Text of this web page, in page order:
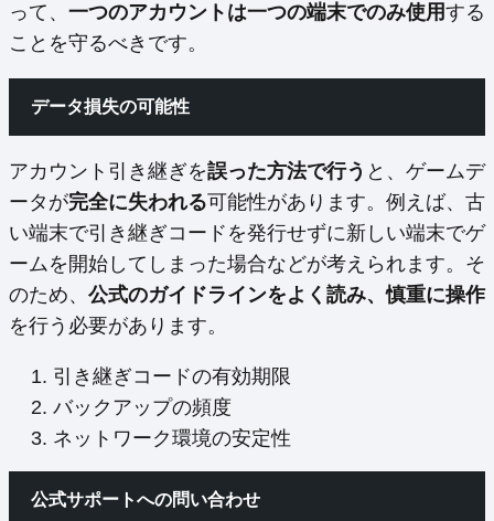
って、 一つのアカウントは一つの端末でのみ使用する
ことを守るべきです。
データ損失の可能性
アカウント引き継ぎを誤った方法で行う と、ゲームデ
ータが完全に失われる可能性があります。例えば、古
い端末で引き継ぎコードを発行せずに新しい端末でゲ
ームを開始してしまった場合などが考えられます。そ
のため、 公式のガイドラインをよく読み、慎重に操作
を行う必要があります。
引き継ぎコードの有効期限
バックアップの頻度
ネットワーク環境の安定性
公式サポートへの問い合わせ